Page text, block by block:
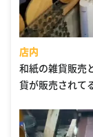
店内
和紙の雑貨販売
貨が販売されて